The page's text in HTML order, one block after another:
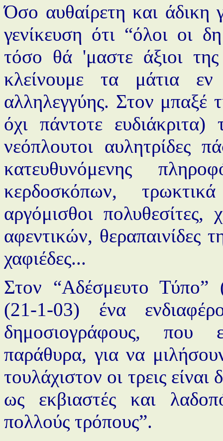
Όσο αυθαίρετη και άδικη
γενίκευση ότι “όλοι οι
τόσο θά 'μαστε άξιοι
κλείνουμε τα μάτια εν
αλληλεγγύης. Στον μπαξέ
όχι πάντοτε
νεόπλουτοι αυλητρίδες
κατευθυνόμενης
κερδοσκόπων,
αργόμισθοι πολυθεσίτες,
αφεντικών, θεραπαινίδες
χαφιέδες...
Στον “Αδέσμευτο Τύπο”
(21-1-03) ένα
δημοσιογράφους, που
παράθυρα, για να
τουλάχιστον οι τρεις
ως εκβιαστές και
πολλούς τρόπους”.